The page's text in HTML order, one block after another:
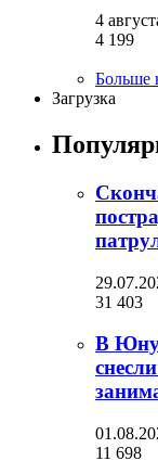
4
4 199
Больше
Загрузка
31 403
В
11 698